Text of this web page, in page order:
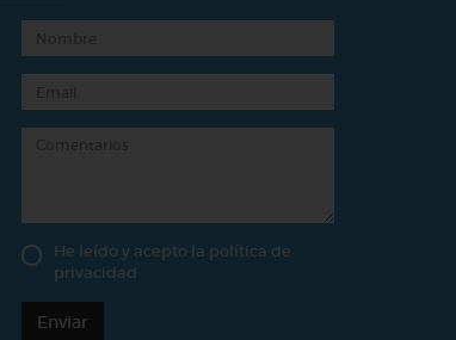
He leído y acepto la política de
privacidad
Enviar